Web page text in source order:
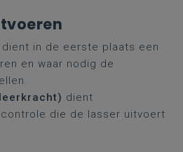
dient in de eerste plaats een
en waar nodig de
dient
die de lasser uitvoert